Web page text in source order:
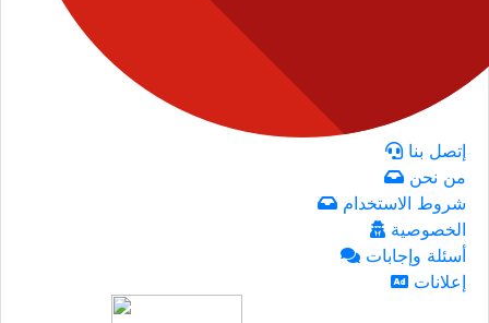
إتصل بنا
من نحن
شروط الاستخدام
الخصوصية
أسئلة وإجابات
إعلانات